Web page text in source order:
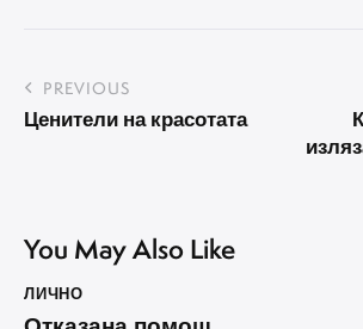
Навигация
PREVIOUS
Ценители на красотата
You May Also Like
ЛИЧНО